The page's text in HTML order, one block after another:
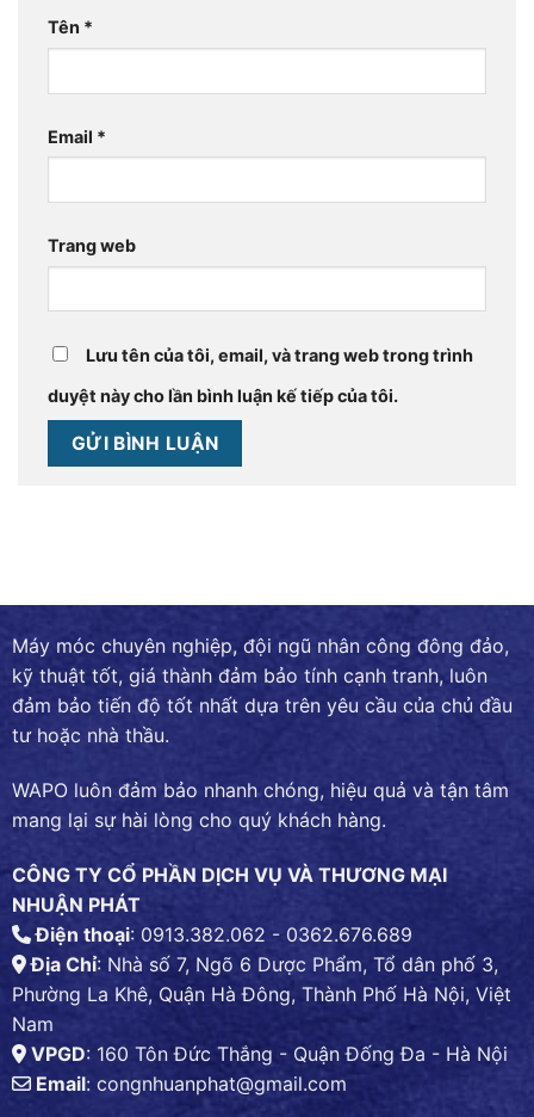
Tên *
Email *
Trang web
Lưu tên của tôi, email, và trang web trong trình
duyệt này cho lần bình luận kế tiếp của tôi.
Máy móc chuyên nghiệp, đội ngũ nhân công đông đảo,
kỹ thuật tốt, giá thành đảm bảo tính cạnh tranh, luôn
đảm bảo tiến độ tốt nhất dựa trên yêu cầu của chủ đầu
tư hoặc nhà thầu.
WAPO luôn đảm bảo nhanh chóng, hiệu quả và tận tâm
mang lại sự hài lòng cho quý khách hàng.
CÔNG TY CỔ PHẦN DỊCH VỤ VÀ THƯƠNG MẠI
NHUẬN PHÁT
Điện thoại: 0913.382.062 - 0362.676.689
Địa Chỉ: Nhà số 7, Ngõ 6 Dược Phẩm, Tổ dân phố 3,
Phường La Khê, Quận Hà Đông, Thành Phố Hà Nội, Việt
Nam
VPGD: 160 Tôn Đức Thắng - Quận Đống Đa - Hà Nội
Email: congnhuanphat@gmail.com